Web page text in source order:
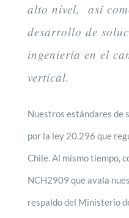
alto nivel, así
desarrollo de
ingeniería en el
vertical.
Nuestros estándares de
por la ley 20.296 que
Chile. Al mismo tiempo,
NCH2909 que avala
respaldo del Ministerio